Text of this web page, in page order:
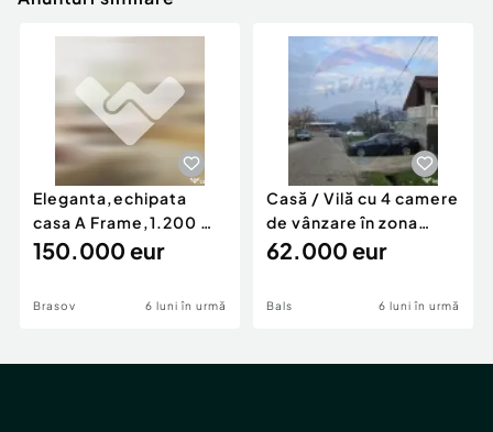
Eleganta,echipata
casa A Frame,1.200 mp
teren,deschidere Pia
150.000 eur
Brasov 6 luni în urmă
Casă / Vilă cu 4 camere
de vânzare în zona
Periferie
62.000 eur
Bals 6 luni în urmă